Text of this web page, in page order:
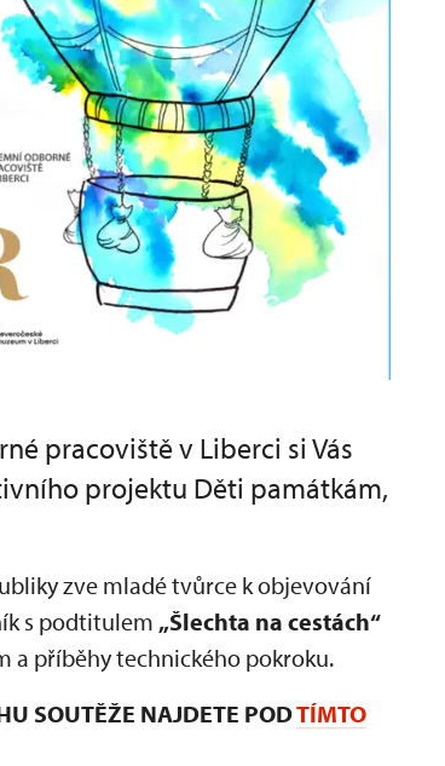
pracoviště v Liberci si Vás
projektu Děti památkám,
zve mladé tvůrce k objevování
s podtitulem „Šlechta na cestách“
a příběhy technického pokroku.
SOUTĚŽE NAJDETE PODTÍMTO